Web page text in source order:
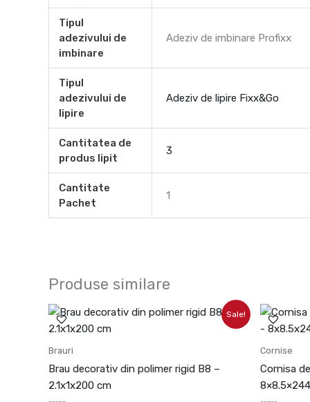
Tipul
adezivului de
imbinare
Adeziv de imbinare Profixx
Tipul
adezivului de
lipire
Adeziv de lipire Fixx&Go
Cantitatea de
produs lipit
3
Cantitate
Pachet
1
Produse similare
Sale!
Brauri
Brau decorativ din polimer rigid B8 –
2.1x1x200 cm
Prețul
a
Prețul
curent
Cornise
Cornisa
a